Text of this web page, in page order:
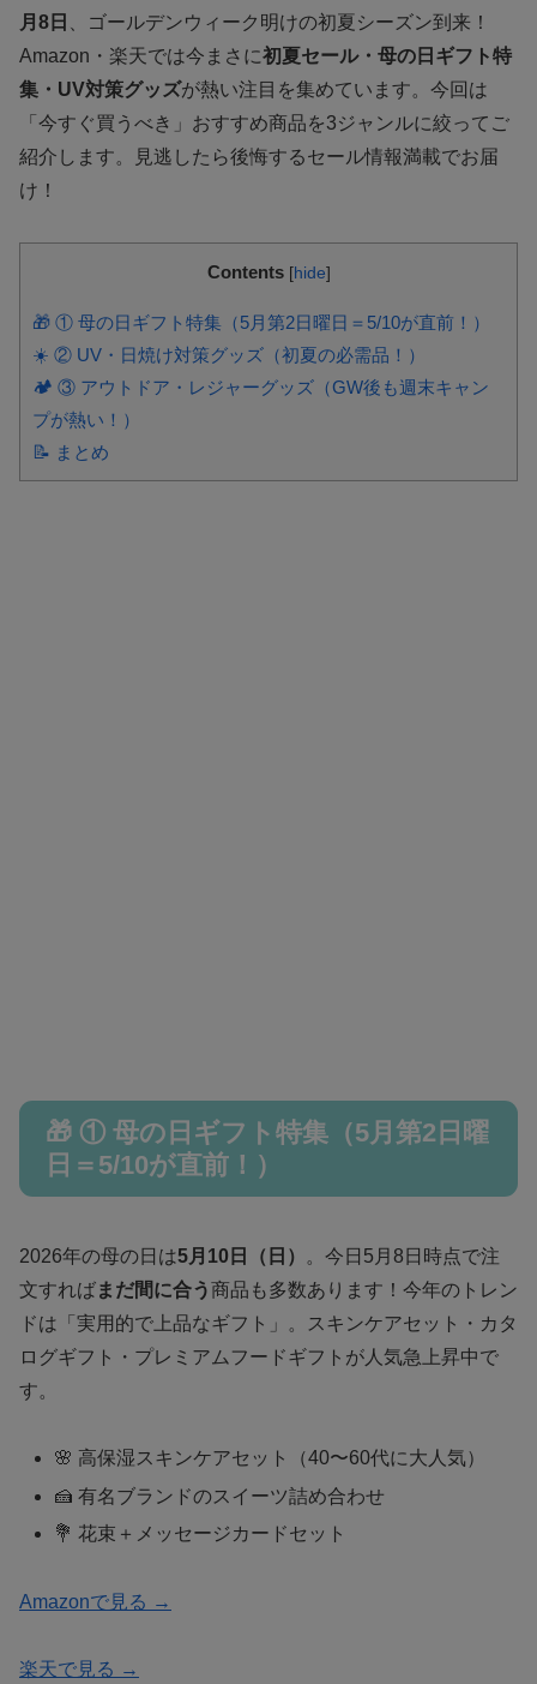
月8日
、ゴールデンウィーク明けの初夏シーズン到来！
Amazon・楽天では今まさに初夏セール・母の日ギフト特
集・UV対策グッズが熱い注目を集めています。今回は
「今すぐ買うべき」おすすめ商品を3ジャンルに絞ってご
紹介します。見逃したら後悔するセール情報満載でお届
け！
Contents [hide]
🎁 ① 母の日ギフト特集（5月第2日曜日＝5/10が直前！）
☀️ ② UV・日焼け対策グッズ（初夏の必需品！）
🏕️ ③ アウトドア・レジャーグッズ（GW後も週末キャン
プが熱い！）
📝 まとめ
🎁 ① 母の日ギフト特集（5月第2日曜
日＝5/10が直前！）
2026年の母の日は5月10日（日）
。今日5月8日時点で注
文すればまだ間に合う商品も多数あります！今年のトレン
ドは「実用的で上品なギフト」。スキンケアセット・カタ
ログギフト・プレミアムフードギフトが人気急上昇中で
す。
🌸 高保湿スキンケアセット（40〜60代に大人気）
🍰 有名ブランドのスイーツ詰め合わせ
💐 花束＋メッセージカードセット
Amazonで見る →
楽天で見る →